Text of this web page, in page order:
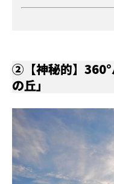
②【神秘的】360°
の丘」